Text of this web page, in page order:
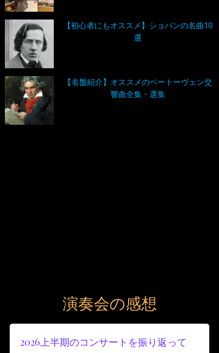
【初心者にもオススメ】ショパンの名曲10
選
【名盤紹介】オススメのベートーヴェン交
響曲全集・選集
演奏会の感想
2026上半期のコンサートを振り返って